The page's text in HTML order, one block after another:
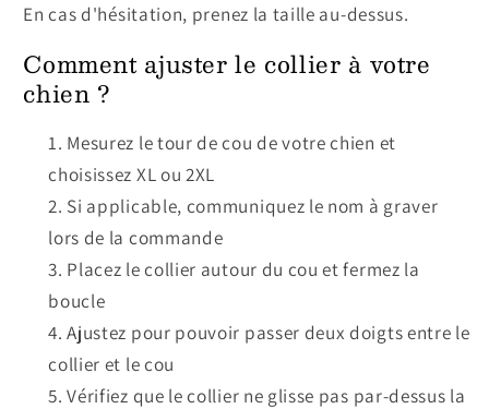
En cas d'hésitation, prenez la taille au-dessus.
Comment ajuster le collier à votre
chien ?
Mesurez le tour de cou de votre chien et
choisissez XL ou 2XL
Si applicable, communiquez le nom à graver
lors de la commande
Placez le collier autour du cou et fermez la
boucle
Ajustez pour pouvoir passer deux doigts entre le
collier et le cou
Vérifiez que le collier ne glisse pas par-dessus la